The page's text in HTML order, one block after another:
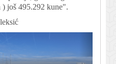
još 495.292 kune".